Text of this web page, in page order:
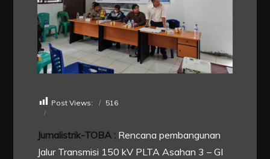
Post Views: 516
Jurnalistrik-TOBA : Rencana pembangunan
Jalur Transmisi 150 kV PLTA Asahan 3 – GI